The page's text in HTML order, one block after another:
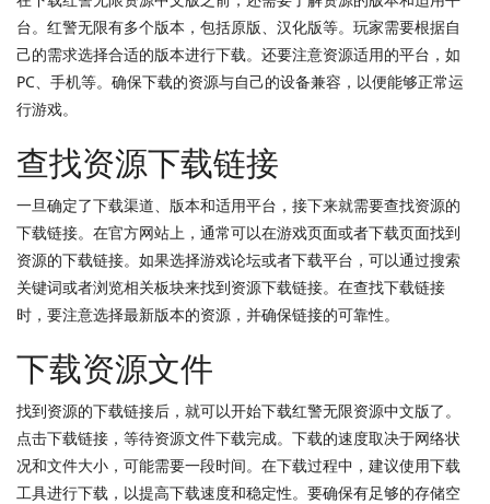
台。红警无限有多个版本，包括原版、汉化版等。玩家需要根据自
己的需求选择合适的版本进行下载。还要注意资源适用的平台，如
PC、手机等。确保下载的资源与自己的设备兼容，以便能够正常运
行游戏。
查找资源下载链接
一旦确定了下载渠道、版本和适用平台，接下来就需要查找资源的
下载链接。在官方网站上，通常可以在游戏页面或者下载页面找到
资源的下载链接。如果选择游戏论坛或者下载平台，可以通过搜索
关键词或者浏览相关板块来找到资源下载链接。在查找下载链接
时，要注意选择最新版本的资源，并确保链接的可靠性。
下载资源文件
找到资源的下载链接后，就可以开始下载红警无限资源中文版了。
点击下载链接，等待资源文件下载完成。下载的速度取决于网络状
况和文件大小，可能需要一段时间。在下载过程中，建议使用下载
工具进行下载，以提高下载速度和稳定性。要确保有足够的存储空